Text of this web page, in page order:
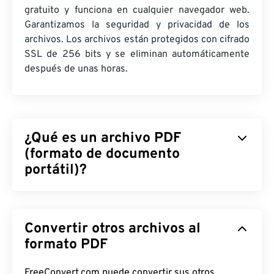
gratuito y funciona en cualquier navegador web.
Garantizamos la seguridad y privacidad de los
archivos. Los archivos están protegidos con cifrado
SSL de 256 bits y se eliminan automáticamente
después de unas horas.
¿Qué es un archivo PDF
(formato de documento
portátil)?
características tanto de documentos de texto
como de imágenes gráficas, lo que lo convierte en
Convertir otros archivos al
formato PDF